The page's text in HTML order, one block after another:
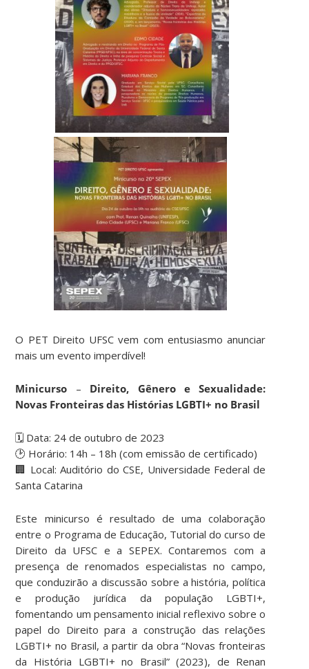
O PET Direito UFSC vem com entusiasmo anunciar
mais um evento imperdível!
Minicurso – Direito, Gênero e Sexualidade:
Novas Fronteiras das Histórias LGBTI+ no Brasil
🗓 Data: 24 de outubro de 2023
🕑 Horário: 14h – 18h (com emissão de certificado)
🏢 Local: Auditório do CSE, Universidade Federal de
Santa Catarina
Este minicurso é resultado de uma colaboração
entre o Programa de Educação, Tutorial do curso de
Direito da UFSC e a SEPEX. Contaremos com a
presença de renomados especialistas no campo,
que conduzirão a discussão sobre a história, política
e produção jurídica da população LGBTI+,
fomentando um pensamento inicial reflexivo sobre o
papel do Direito para a construção das relações
LGBTI+ no Brasil, a partir da obra “Novas fronteiras
da História LGBTI+ no Brasil” (2023), de Renan